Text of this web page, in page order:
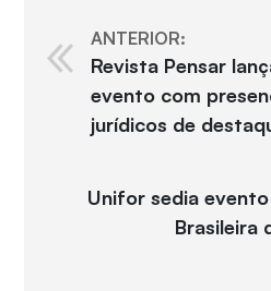
ANTERIOR:
Revista Pensar
evento com
jurídicos de
Unifor sedia
Brasileira